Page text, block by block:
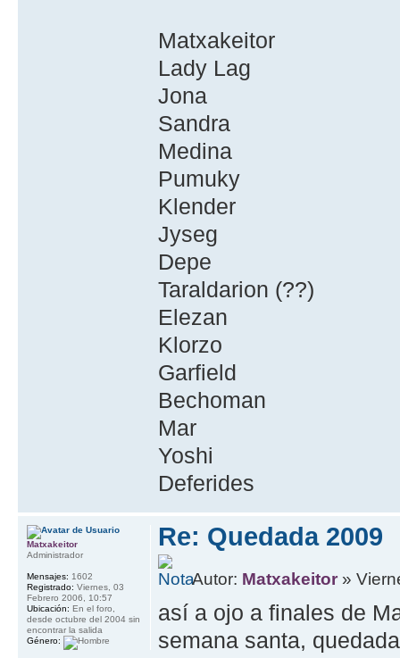
Matxakeitor
Lady Lag
Jona
Sandra
Medina
Pumuky
Klender
Jyseg
Depe
Taraldarion (??)
Elezan
Klorzo
Garfield
Bechoman
Mar
Yoshi
Deferides
Re: Quedada 2009
Autor: Matxakeitor »
así a ojo a finales de
semana santa,
Matxakeitor
Administrador
Mensajes: 1602
Registrado: Viernes, 03
Febrero 2006, 10:57
Ubicación: En el foro,
desde octubre del 2004 sin
encontrar la salida
Género: